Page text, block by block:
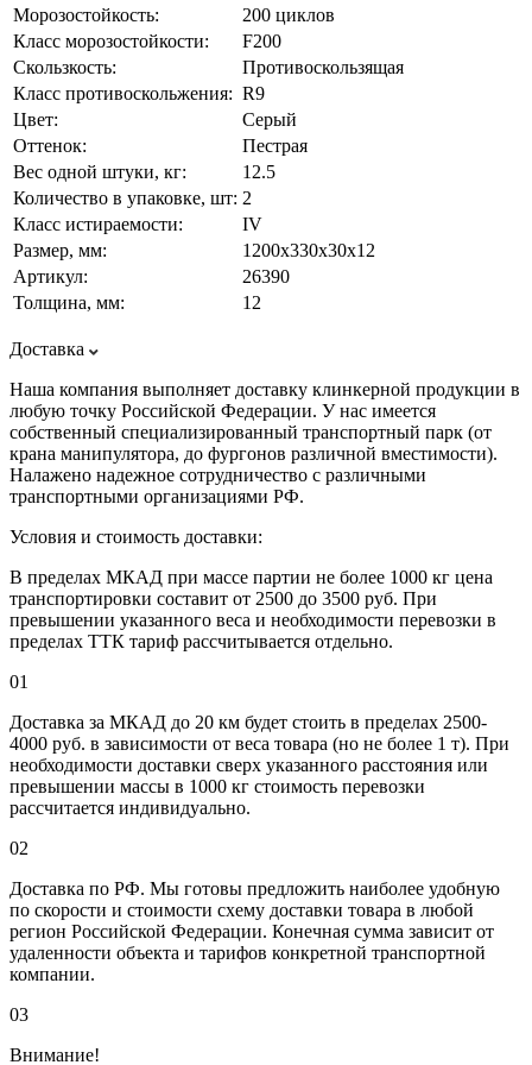
Морозостойкость:
200 циклов
Класс морозостойкости:
F200
Скользкость:
Противоскользящая
Класс противоскольжения: R9
Цвет:
Серый
Оттенок:
Пестрая
Вес одной штуки, кг:
12.5
Количество в упаковке, шт: 2
Класс истираемости:
IV
Размер, мм:
1200х330х30х12
Артикул:
26390
Толщина, мм:
12
Доставка
Наша компания выполняет доставку клинкерной продукции в
любую точку Российской Федерации. У нас имеется
собственный специализированный транспортный парк (от
крана манипулятора, до фургонов различной вместимости).
Налажено надежное сотрудничество с различными
транспортными организациями РФ.
Условия и стоимость доставки:
В пределах МКАД при массе партии не более 1000 кг цена
транспортировки составит от 2500 до 3500 руб. При
превышении указанного веса и необходимости перевозки в
пределах ТТК тариф рассчитывается отдельно.
01
Доставка за МКАД до 20 км будет стоить в пределах 2500-
4000 руб. в зависимости от веса товара (но не более 1 т). При
необходимости доставки сверх указанного расстояния или
превышении массы в 1000 кг стоимость перевозки
рассчитается индивидуально.
02
Доставка по РФ. Мы готовы предложить наиболее удобную
по скорости и стоимости схему доставки товара в любой
регион Российской Федерации. Конечная сумма зависит от
удаленности объекта и тарифов конкретной транспортной
компании.
03
Внимание!